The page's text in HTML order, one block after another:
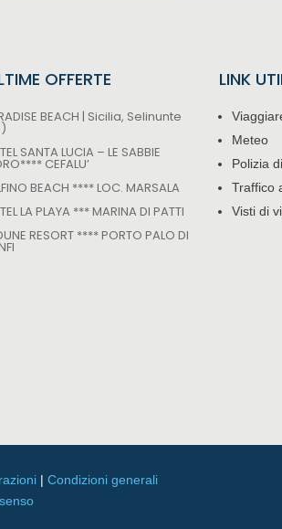
INVIA
OFFERTE
BEACH | Sicilia, Selinunte
SANTA LUCIA – LE SABBIE
CEFALU’
BEACH **** LOC. MARSALA
LA PLAYA *** MARINA DI PATTI
RESORT **** PORTO PALO DI
LINK
Meteo
Polizia
Traffico
Visti di
|Condizioni generali